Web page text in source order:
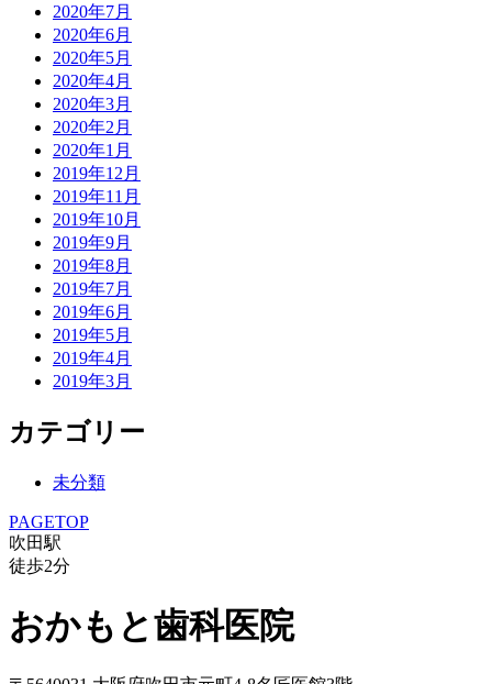
2020年7月
2020年6月
2020年5月
2020年4月
2020年3月
2020年2月
2020年1月
2019年12月
2019年11月
2019年10月
2019年9月
2019年8月
2019年7月
2019年6月
2019年5月
2019年4月
2019年3月
カテゴリー
未分類
PAGETOP
吹田駅
徒歩2分
おかもと歯科医院